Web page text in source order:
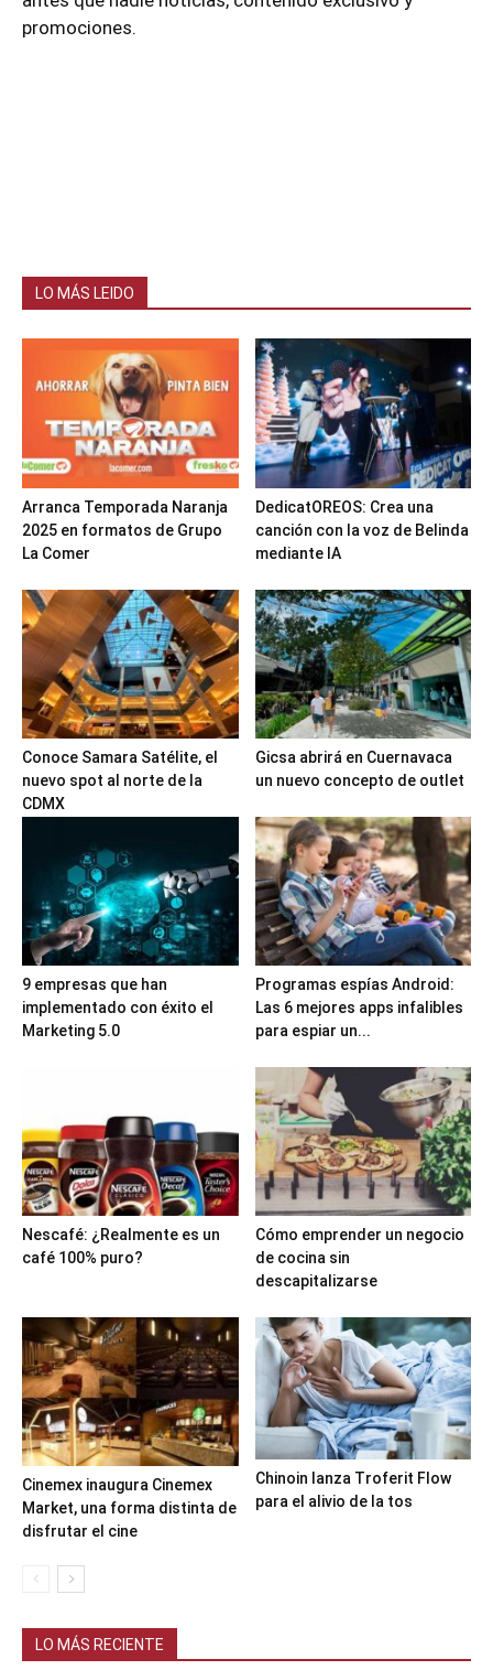
promociones.
LO MÁS LEIDO
Arranca Temporada Naranja
2025 en formatos de Grupo
La Comer
DedicatOREOS: Crea una
canción con la voz de Belinda
mediante IA
Conoce Samara Satélite, el
nuevo spot al norte de la
CDMX
Gicsa abrirá en Cuernavaca
un nuevo concepto de outlet
9 empresas que han
implementado con éxito el
Marketing 5.0
Programas espías Android:
Las 6 mejores apps infalibles
para espiar un...
Nescafé: ¿Realmente es un
café 100% puro?
Cómo emprender un negocio
de cocina sin
descapitalizarse
Cinemex inaugura Cinemex
Market, una forma distinta de
disfrutar el cine
Chinoin lanza Troferit Flow
para el alivio de la tos
LO MÁS RECIENTE